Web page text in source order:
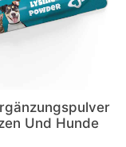
Und Hunde